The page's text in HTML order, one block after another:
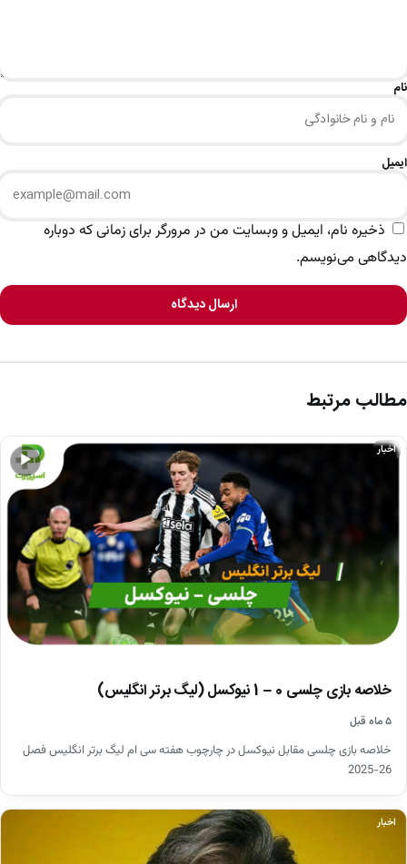
نام
ایمیل
ذخیره نام، ایمیل و وبسایت من در مرورگر برای زمانی که دوباره
دیدگاهی می‌نویسم.
ارسال دیدگاه
مطالب مرتبط
▶
اخبار
خلاصه بازی چلسی 0 – 1 نیوکسل (لیگ برتر انگلیس)
۵ ماه قبل
خلاصه بازی چلسی مقابل نیوکسل در چارچوب هفته سی ام لیگ برتر انگلیس فصل
26-2025
اخبار